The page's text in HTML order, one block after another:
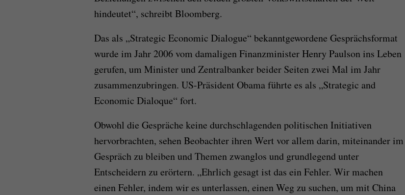
hindeutet“, schreibt Bloomberg.
Das als „Strategic Economic Dialogue“ bekanntgewordene Gesprächsformat
wurde im Jahr 2006 vom damaligen Finanzminister Henry Paulson ins Leben
gerufen, um Minister und Zentralbanker beider Seiten zwei Mal im Jahr
zusammenzubringen. US-Präsident Obama führte es als „Strategic and
Economic Dialoque“ fort.
Obwohl die Gespräche keine durchschlagenden politischen Initiativen
hervorbrachten, sehen Beobachter ihren Wert vor allem darin, miteinander im
Gespräch zu bleiben und Themen zwanglos und grundlegend unter
Entscheidern zu erörtern. „Ehrlich gesagt ist das ein Fehler. Wir machen
einen Fehler, indem wir es unterlassen, einen Weg zu suchen, um mit China